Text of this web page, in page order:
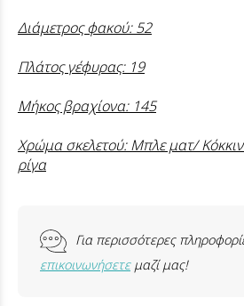
Διάμετρος φακού: 52
Πλάτος γέφυρας: 19
Μήκος βραχίονα: 145
Χρώμα σκελετού: Μπλε ματ/
ρίγα
Για περισσότερες
επικοινωνήσετεμαζί μας!